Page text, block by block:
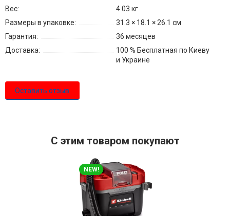
Вес:
4.03 кг
Размеры в упаковке:
31.3 × 18.1 × 26.1 см
Гарантия:
36 месяцев
Доставка:
100 % Бесплатная по Киеву
и Украине
Оставить отзыв
С этим товаром покупают
NEW!